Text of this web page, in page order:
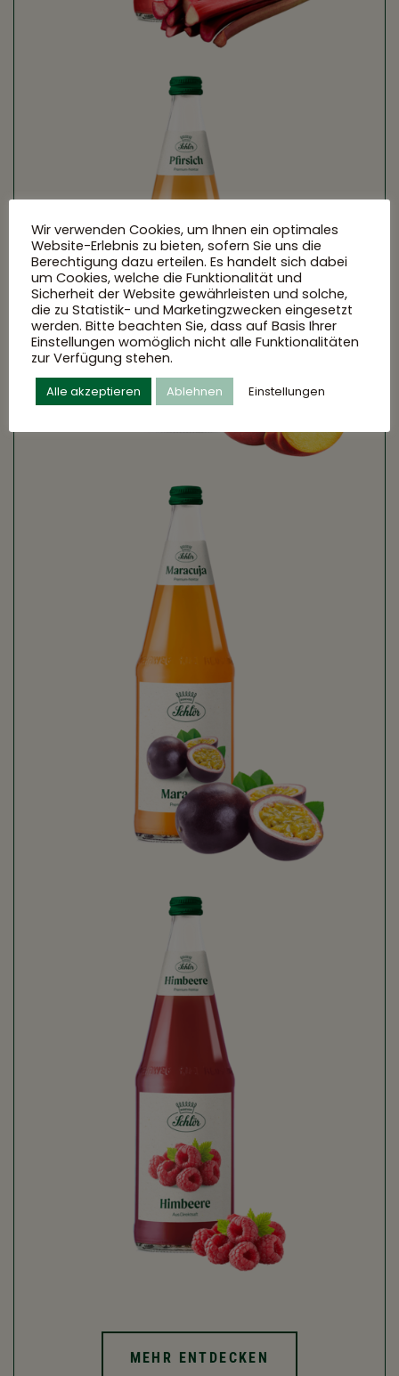
MEHR ENTDECKEN
Wir verwenden Cookies, um Ihnen ein optimales
Website-Erlebnis zu bieten, sofern Sie uns die
Berechtigung dazu erteilen. Es handelt sich dabei
um Cookies, welche die Funktionalität und
Sicherheit der Website gewährleisten und solche,
die zu Statistik- und Marketingzwecken eingesetzt
werden. Bitte beachten Sie, dass auf Basis Ihrer
Einstellungen womöglich nicht alle Funktionalitäten
zur Verfügung stehen.
Alle akzeptieren Ablehnen Einstellungen